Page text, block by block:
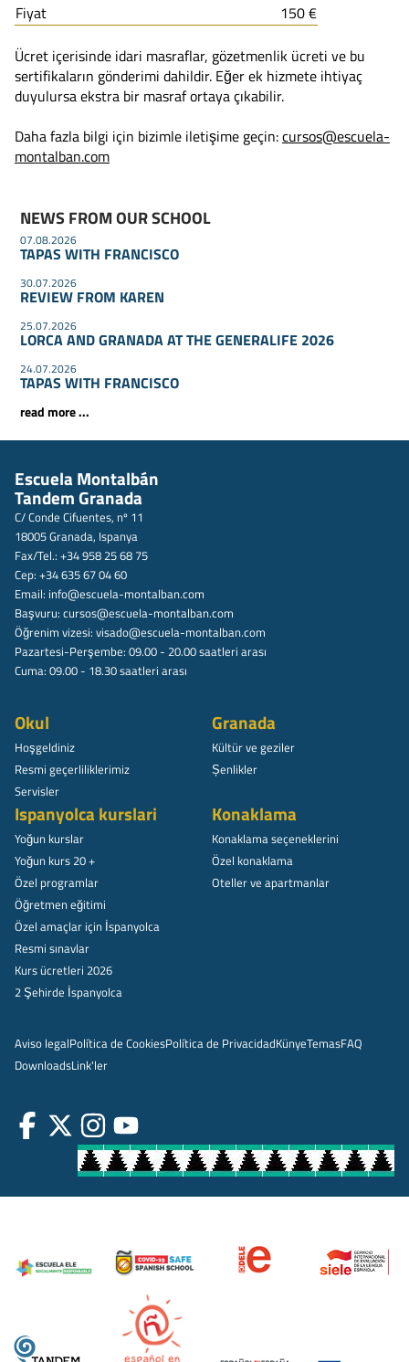
Fiyat
150 €
Ücret içerisinde idari masraflar, gözetmenlik ücreti ve bu
sertifikaların gönderimi dahildir. Eğer ek hizmete ihtiyaç
duyulursa ekstra bir masraf ortaya çıkabilir.
Daha fazla bilgi için bizimle iletişime geçin:cursos@escuela-
montalban.com
NEWS FROM OUR SCHOOL
07.08.2026
TAPAS WITH FRANCISCO
30.07.2026
REVIEW FROM KAREN
25.07.2026
LORCA AND GRANADA AT THE GENERALIFE 2026
24.07.2026
TAPAS WITH FRANCISCO
read more ...
Escuela Montalbán
Tandem Granada
C/ Conde Cifuentes, nº 11
18005 Granada, Ispanya
Fax/Tel.: +34 958 25 68 75
Cep: +34 635 67 04 60
Email: info@escuela-montalban.com
Başvuru: cursos@escuela-montalban.com
Öğrenim vizesi: visado@escuela-montalban.com
Pazartesi-Perşembe: 09.00 - 20.00 saatleri arası
Cuma: 09.00 - 18.30 saatleri arası
Okul
Hoşgeldiniz
Resmi geçerliliklerimiz
Servisler
Granada
Kültür ve geziler
Șenlikler
Ispanyolca kurslari
Yoğun kurslar
Yoğun kurs 20 +
Özel programlar
Öğretmen eğitimi
Özel amaçlar için İspanyolca
Resmi sınavlar
Kurs ücretleri 2026
2 Şehirde İspanyolca
Konaklama
Konaklama seçeneklerini
Özel konaklama
Oteller ve apartmanlar
Aviso legalPolítica de CookiesPolítica de PrivacidadKünyeTemasFAQ
DownloadsLink'ler